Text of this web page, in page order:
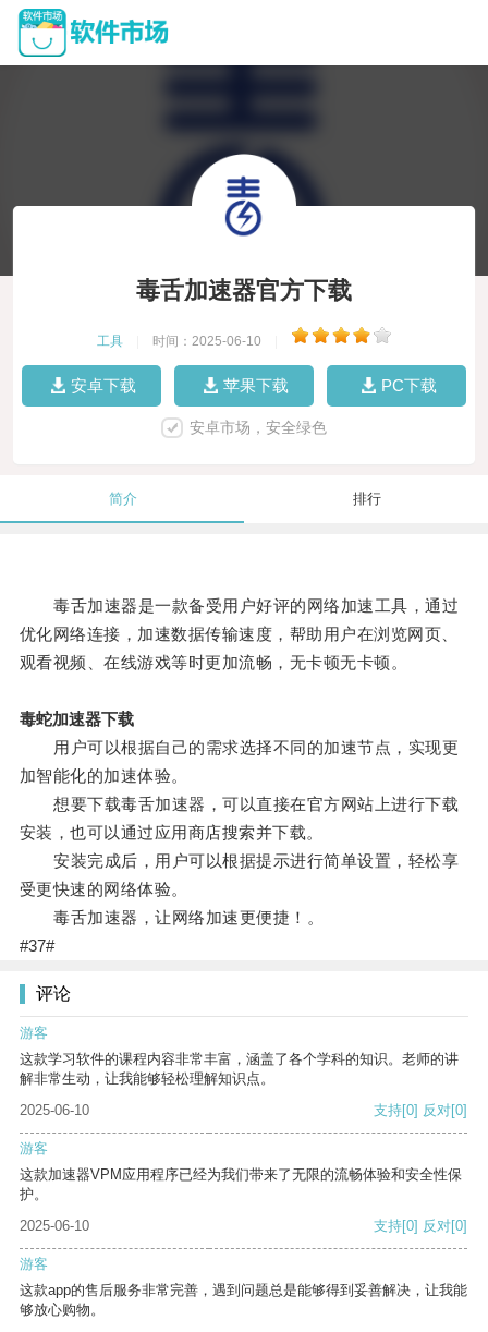
毒舌加速器官方下载
工具 时间：2025-06-10
安卓下载 苹果下载 PC下载
安卓市场，安全绿色
简介 排行
毒舌加速器是一款备受用户好评的网络加速工具，通过
优化网络连接，加速数据传输速度，帮助用户在浏览网页、
观看视频、在线游戏等时更加流畅，无卡顿无卡顿。
毒蛇加速器下载
用户可以根据自己的需求选择不同的加速节点，实现更
加智能化的加速体验。
想要下载毒舌加速器，可以直接在官方网站上进行下载
安装，也可以通过应用商店搜索并下载。
安装完成后，用户可以根据提示进行简单设置，轻松享
受更快速的网络体验。
毒舌加速器，让网络加速更便捷！。
#37#
评论
游客
这款学习软件的课程内容非常丰富，涵盖了各个学科的知识。老师的讲
解非常生动，让我能够轻松理解知识点。
2025-06-10
支持[0] 反对[0]
游客
这款加速器VPM应用程序已经为我们带来了无限的流畅体验和安全性保
护。
2025-06-10
支持[0] 反对[0]
游客
这款app的售后服务非常完善，遇到问题总是能够得到妥善解决，让我能
够放心购物。